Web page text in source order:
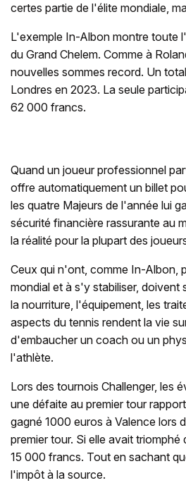
certes partie de l'élite mondiale,
L'exemple In-Albon montre toute
du Grand Chelem. Comme à
nouvelles sommes record. Un
Londres en 2023. La seule
62 000 francs.
Quand un joueur professionnel
offre automatiquement un billet
les quatre Majeurs de l'année lui
sécurité financière rassurante au
la réalité pour la plupart des
Ceux qui n'ont, comme In-Albon,
mondial et à s'y stabiliser, doivent
la nourriture, l'équipement, les
aspects du tennis rendent la vie
d'embaucher un coach ou un
l'athlète.
Lors des tournois Challenger, les
une défaite au premier tour
gagné 1000 euros à Valence lors
premier tour. Si elle avait
15 000 francs. Tout en sachant
l'impôt à la source.